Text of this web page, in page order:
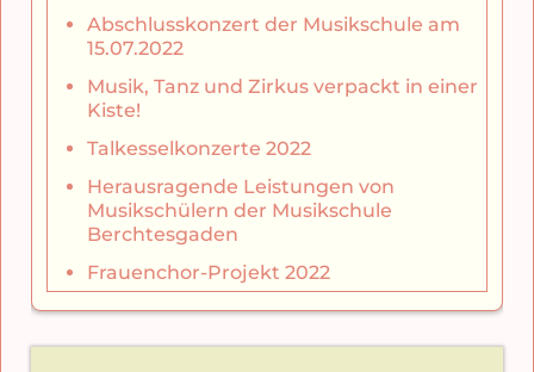
Abschlusskonzert der Musikschule am
15.07.2022
Musik, Tanz und Zirkus verpackt in einer
Kiste!
Talkesselkonzerte 2022
Herausragende Leistungen von
Musikschülern der Musikschule
Berchtesgaden
Frauenchor-Projekt 2022